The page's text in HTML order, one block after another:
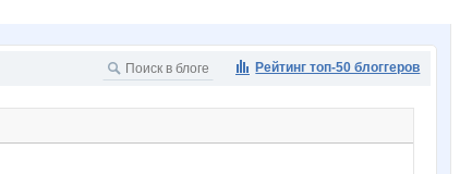
Рейтинг топ-50 блоггеров